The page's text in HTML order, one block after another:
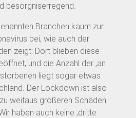
besorgniserregend.
Branchen kaum zur
bei, wie auch der
zeigt: Dort blieben diese
und die Anzahl der ‚an
liegt sogar etwas
Der Lockdown ist also
weitaus größeren Schäden
haben auch keine ‚dritte